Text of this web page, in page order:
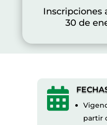
Inscripciones
30 de

partir